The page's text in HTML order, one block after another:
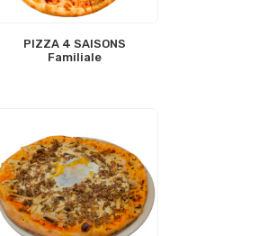
PIZZA 4 SAISONS
Familiale